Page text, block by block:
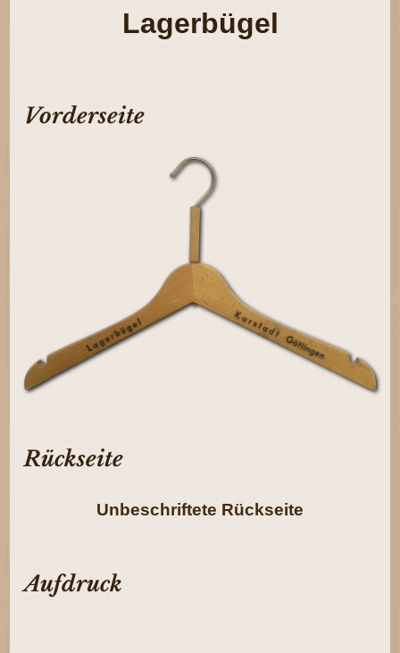
Lagerbügel
Vorderseite
Rückseite
Unbeschriftete Rückseite
Aufdruck